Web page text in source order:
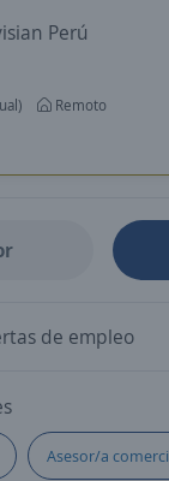
Perú
Remoto
de empleo
Asesor/a